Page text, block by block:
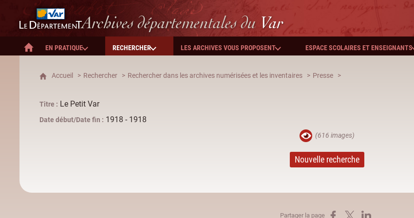
Département du Var
Archives départementalesdu Var
ACCUEIL
EN PRATIQUE RECHERCHER LES ARCHIVES VOUS PROPOSENT ESPACE SCOLAIRES ET ENSEIGNANTS
Accueil Rechercher Rechercher dans les archives numérisées et les inventaires Presse
Titre Le Petit Var
Date début/Date fin 1918 - 1918
(616 images)
Nouvelle recherche
Partager la page Partager sur Facebook
Partager sur XPartager sur LinkedIn